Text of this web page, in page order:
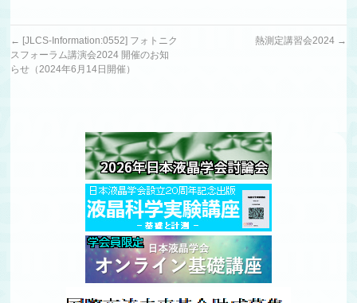
← [JLCS-Information:0552] フォトニク
スフォーラム講演会2024 開催のお知
らせ（2024年6月14日開催）
熱測定講習会2024 →